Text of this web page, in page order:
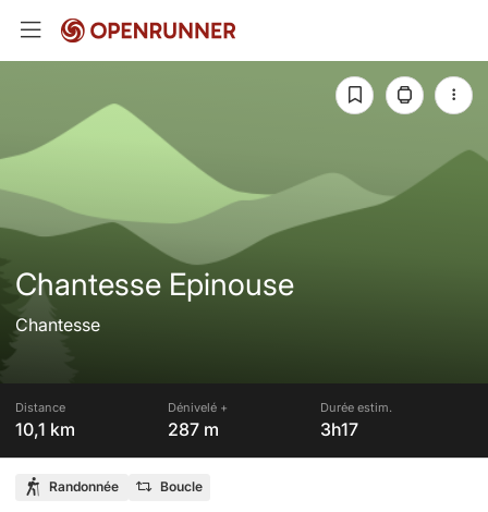
Chantesse Epinouse
Chantesse
Distance
10,1 km
Dénivelé +
287 m
Durée estim.
3h17
Randonnée Boucle